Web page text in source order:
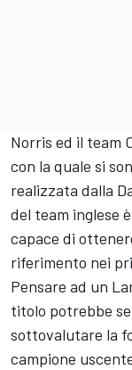
Norris ed il team
con la quale si
realizzata dalla
del team inglese
capace di
riferimento nei
Pensare ad un
titolo potrebbe
sottovalutare la
campione